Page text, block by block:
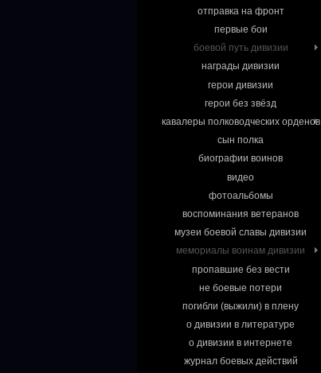
отправка на фронт
первые бои
боевой путь дивизии
награды дивизии
герои дивизии
герои без звёзд
кавалеры полководческих орденов
сын полка
биографии воинов
видео
фотоальбомы
воспоминания ветеранов
музеи боевой славы дивизии
мемориалы воинам дивизии
пропавшие без вести
не боевые потери
погибли (выжили) в плену
о дивизии в литературе
о дивизии в интернете
журнал боевых действий